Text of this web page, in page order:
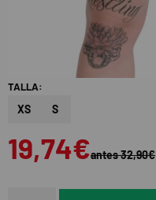
TALLA:
XS S
19,74€antes 32,90€